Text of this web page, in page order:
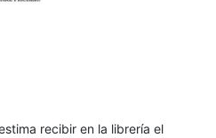
recibir en la librería el